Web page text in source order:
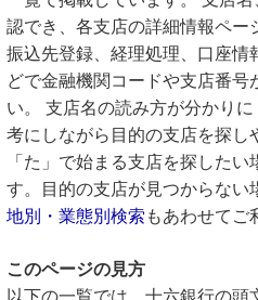
認でき、各支店の詳細情報ペー
振込先登録、経理処理、口座情
どで金融機関コードや支店番号
い。 支店名の読み方が分かり
考にしながら目的の支店を探し
「た」で始まる支店を探した
す。目的の支店が見つからない
地別・業態別検索 もあわせてご
このページの見方
以下の一覧では、十六銀行の